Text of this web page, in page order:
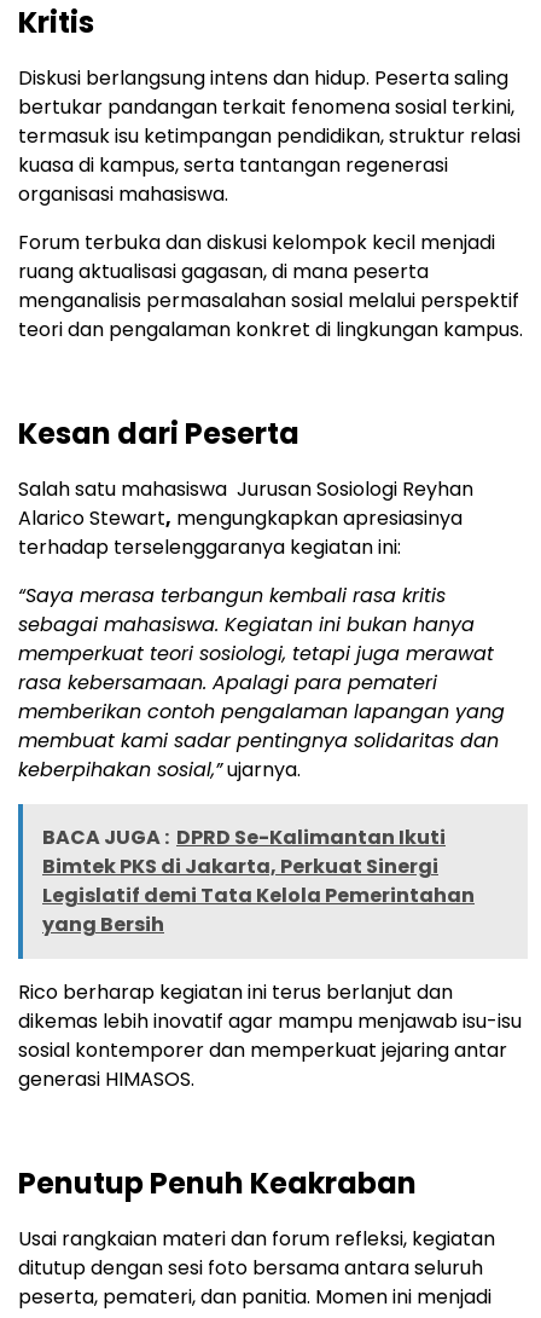
Kritis
Diskusi berlangsung intens dan hidup. Peserta saling
bertukar pandangan terkait fenomena sosial terkini,
termasuk isu ketimpangan pendidikan, struktur relasi
kuasa di kampus, serta tantangan regenerasi
organisasi mahasiswa.
Forum terbuka dan diskusi kelompok kecil menjadi
ruang aktualisasi gagasan, di mana peserta
menganalisis permasalahan sosial melalui perspektif
teori dan pengalaman konkret di lingkungan kampus.
Kesan dari Peserta
Salah satu mahasiswa Jurusan Sosiologi Reyhan
Alarico Stewart, mengungkapkan apresiasinya
terhadap terselenggaranya kegiatan ini:
“Saya merasa terbangun kembali rasa kritis
sebagai mahasiswa. Kegiatan ini bukan hanya
memperkuat teori sosiologi, tetapi juga merawat
rasa kebersamaan. Apalagi para pemateri
memberikan contoh pengalaman lapangan yang
membuat kami sadar pentingnya solidaritas dan
keberpihakan sosial,”ujarnya.
BACA JUGA : DPRD Se-Kalimantan Ikuti
Bimtek PKS di Jakarta, Perkuat Sinergi
Legislatif demi Tata Kelola Pemerintahan
yang Bersih
Rico berharap kegiatan ini terus berlanjut dan
dikemas lebih inovatif agar mampu menjawab isu-isu
sosial kontemporer dan memperkuat jejaring antar
generasi HIMASOS.
Penutup Penuh Keakraban
Usai rangkaian materi dan forum refleksi, kegiatan
ditutup dengan sesi foto bersama antara seluruh
peserta, pemateri, dan panitia. Momen ini menjadi